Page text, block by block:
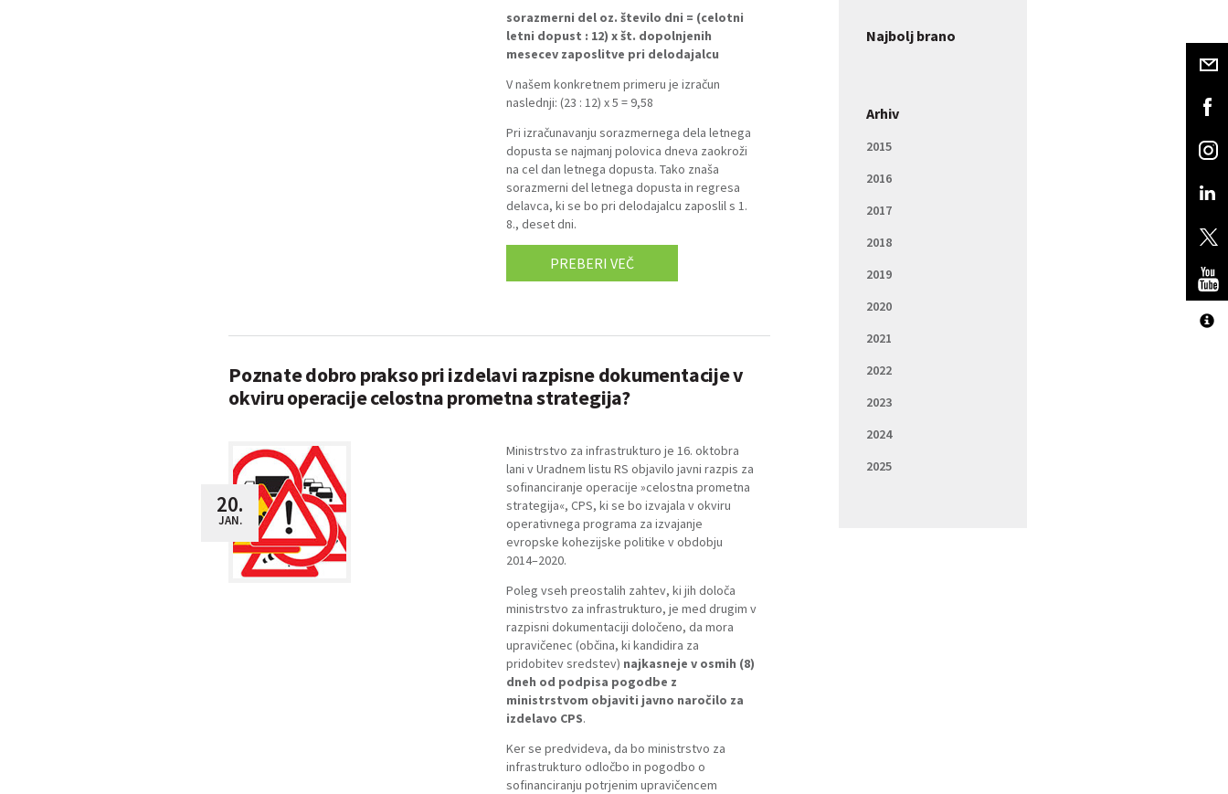
sorazmerni del oz. število dni = (celotni
letni dopust : 12) x št. dopolnjenih
mesecev zaposlitve pri delodajalcu
V našem konkretnem primeru je izračun
naslednji: (23 : 12) x 5 = 9,58
Pri izračunavanju sorazmernega dela letnega
dopusta se najmanj polovica dneva zaokroži
na cel dan letnega dopusta. Tako znaša
sorazmerni del letnega dopusta in regresa
delavca, ki se bo pri delodajalcu zaposlil s 1.
8., deset dni.
PREBERI VEČ
Poznate dobro prakso pri izdelavi razpisne dokumentacije v
okviru operacije celostna prometna strategija?
20.
JAN.
Ministrstvo za infrastrukturo je 16. oktobra
lani v Uradnem listu RS objavilo javni razpis za
sofinanciranje operacije »celostna prometna
strategija«, CPS, ki se bo izvajala v okviru
operativnega programa za izvajanje
evropske kohezijske politike v obdobju
2014–2020.
Poleg vseh preostalih zahtev, ki jih določa
ministrstvo za infrastrukturo, je med drugim v
razpisni dokumentaciji določeno, da mora
upravičenec (občina, ki kandidira za
pridobitev sredstev) najkasneje v osmih (8)
dneh od podpisa pogodbe z
ministrstvom objaviti javno naročilo za
izdelavo CPS.
Ker se predvideva, da bo ministrstvo za
infrastrukturo odločbo in pogodbo o
sofinanciranju potrjenim upravičencem
Najbolj brano
Arhiv
2015
2016
2017
2018
2019
2020
2021
2022
2023
2024
2025